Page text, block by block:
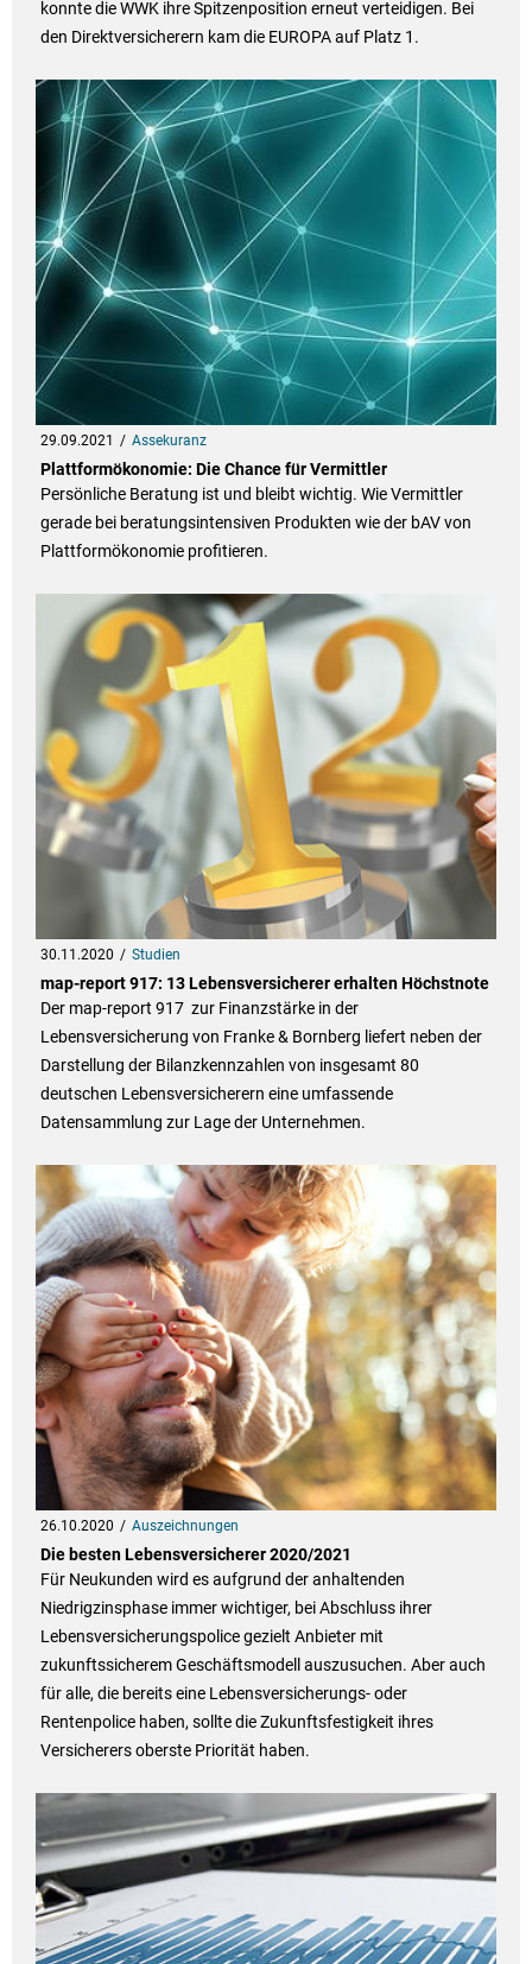
konnte die WWK ihre Spitzenposition erneut verteidigen. Bei
den Direktversicherern kam die EUROPA auf Platz 1.
29.09.2021 Assekuranz
Plattformökonomie: Die Chance für Vermittler
Persönliche Beratung ist und bleibt wichtig. Wie Vermittler
gerade bei beratungsintensiven Produkten wie der bAV von
Plattformökonomie profitieren.
30.11.2020 Studien
map-report 917: 13 Lebensversicherer erhalten Höchstnote
Der map-report 917 zur Finanzstärke in der
Lebensversicherung von Franke & Bornberg liefert neben der
Darstellung der Bilanzkennzahlen von insgesamt 80
deutschen Lebensversicherern eine umfassende
Datensammlung zur Lage der Unternehmen.
26.10.2020 Auszeichnungen
Die besten Lebensversicherer 2020/2021
Für Neukunden wird es aufgrund der anhaltenden
Niedrigzinsphase immer wichtiger, bei Abschluss ihrer
Lebensversicherungspolice gezielt Anbieter mit
zukunftssicherem Geschäftsmodell auszusuchen. Aber auch
für alle, die bereits eine Lebensversicherungs- oder
Rentenpolice haben, sollte die Zukunftsfestigkeit ihres
Versicherers oberste Priorität haben.